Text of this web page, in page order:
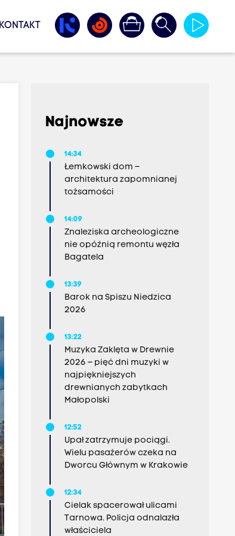
KONTAKT
Najnowsze
14:34
Łemkowski dom –
architektura zapomnianej
tożsamości
14:09
Znaleziska archeologiczne
nie opóźnią remontu węzła
Bagatela
13:39
Barok na Spiszu Niedzica
2026
13:22
Muzyka Zaklęta w Drewnie
2026 – pięć dni muzyki w
najpiękniejszych
drewnianych zabytkach
Małopolski
12:52
Upał zatrzymuje pociągi.
Wielu pasażerów czeka na
Dworcu Głównym w Krakowie
12:34
Cielak spacerował ulicami
Tarnowa. Policja odnalazła
właściciela